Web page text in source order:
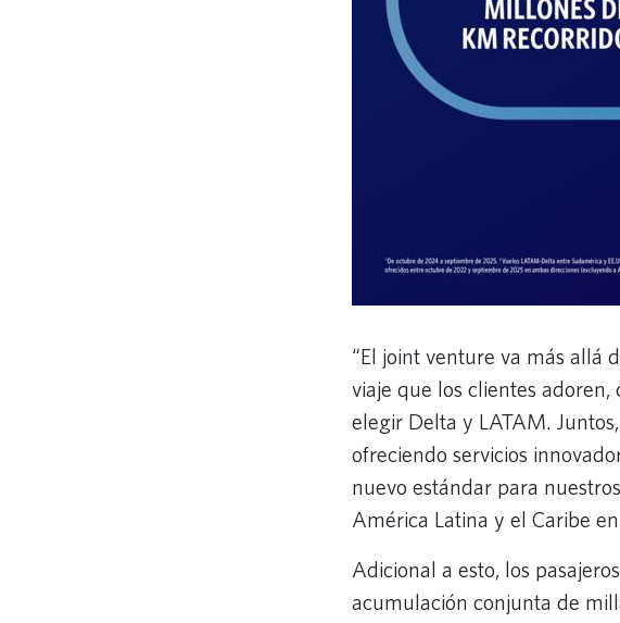
“El joint venture va más allá
viaje que los clientes adoren,
elegir Delta y LATAM.
ofreciendo servicios
nuevo estándar para
América Latina y el Caribe
Adicional a esto, los
acumulación conjunta de